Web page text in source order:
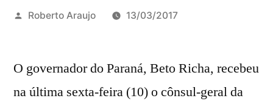
Publicado
Roberto Araujo 13/03/2017
O governador do Paraná, Beto Richa, recebeu
na última sexta-feira (10) o cônsul-geral da